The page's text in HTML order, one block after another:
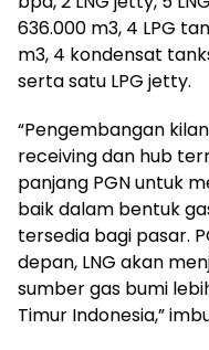
636.000 m3, 4 LPG
m3, 4 kondensat
serta satu LPG jetty.
“Pengembangan
receiving dan hub
panjang PGN untuk
baik dalam bentuk
tersedia bagi pasar.
depan, LNG akan
sumber gas bumi
Timur Indonesia,”